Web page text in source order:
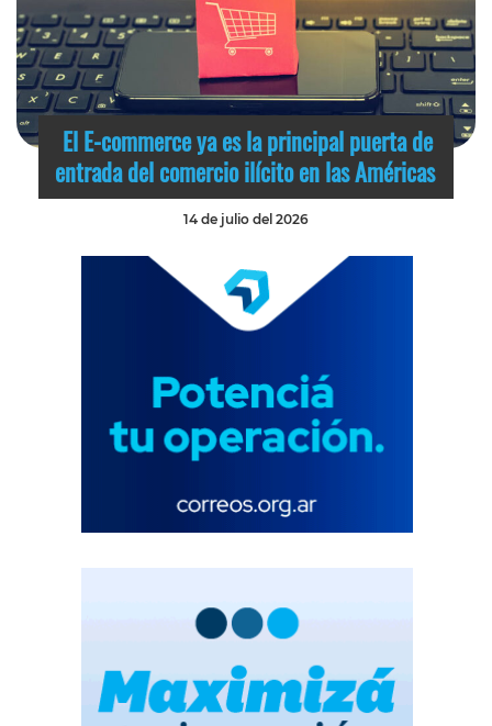
El E-commerce ya es la principal puerta de
entrada del comercio ilícito en las Américas
14 de julio del 2026